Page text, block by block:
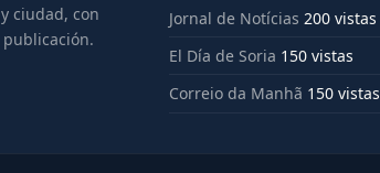
ciudad, con
publicación.
Jornal de Notícias 200 vistas
El Día de Soria 150 vistas
Correio da Manhã 150 vistas